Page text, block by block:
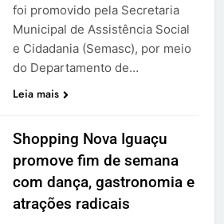
foi promovido pela Secretaria
Municipal de Assistência Social
e Cidadania (Semasc), por meio
do Departamento de…
Leia mais
Shopping Nova Iguaçu
promove fim de semana
com dança, gastronomia e
atrações radicais